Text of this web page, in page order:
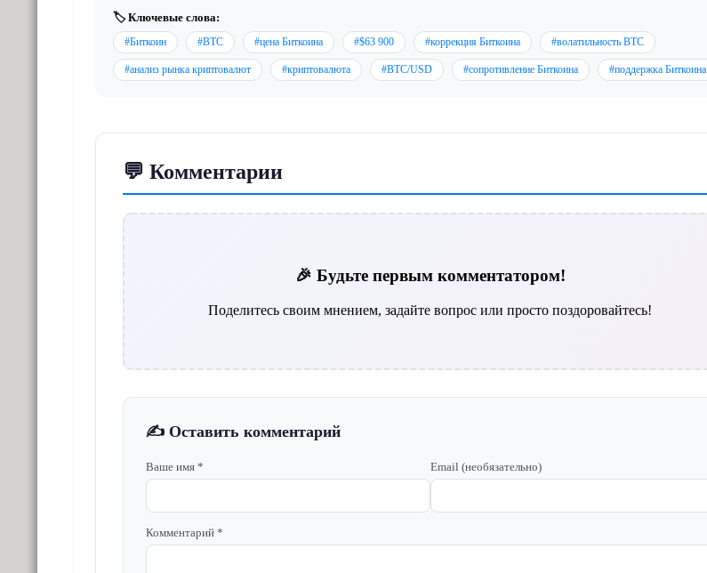
🏷️ Ключевые слова:
#Биткоин #BTC #цена Биткоина #$63 900 #коррекция Биткоина #волатильность BTC
#анализ рынка криптовалют #криптовалюта #BTC/USD #сопротивление Биткоина #поддержка Биткоина
💬 Комментарии
🎉 Будьте первым комментатором!
Поделитесь своим мнением, задайте вопрос или просто поздоровайтесь!
✍️ Оставить комментарий
Ваше имя * Email (необязательно)
Комментарий *